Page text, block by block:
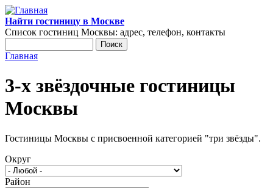
Перейти к основному содержанию
Найти гостиницу в Москве
Список гостиниц Москвы: адрес, телефон, контакты
Форма поиска
Главная
3-х звёздочные гостиницы
Москвы
Гостиницы Москвы с присвоенной категорией "три звёзды".
Округ
Район